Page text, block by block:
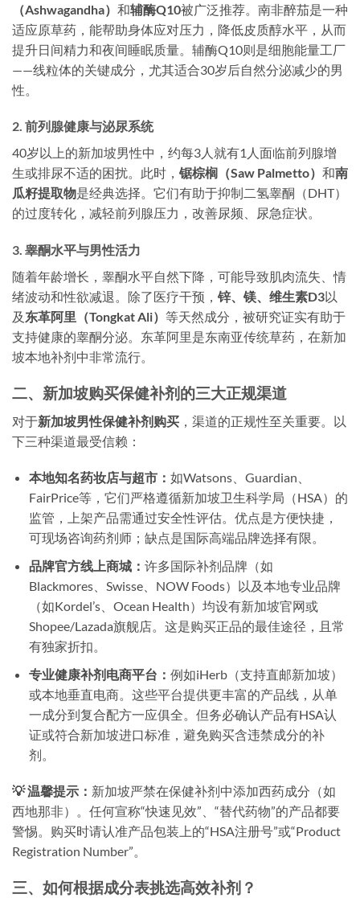
（Ashwagandha） 和辅酶Q10被广泛推荐。南非醉茄是一种
适应原草药，能帮助身体应对压力，降低皮质醇水平，从而
提升日间精力和夜间睡眠质量。辅酶Q10则是细胞能量工厂
——线粒体的关键成分，尤其适合30岁后自然分泌减少的男
性。
2. 前列腺健康与泌尿系统
40岁以上的新加坡男性中，约每3人就有1人面临前列腺增
生或排尿不适的困扰。此时， 锯棕榈（Saw Palmetto） 和南
瓜籽提取物是经典选择。它们有助于抑制二氢睾酮（DHT）
的过度转化，减轻前列腺压力，改善尿频、尿急症状。
3. 睾酮水平与男性活力
随着年龄增长，睾酮水平自然下降，可能导致肌肉流失、情
绪波动和性欲减退。除了医疗干预， 锌、镁、维生素D3以
及 东革阿里（Tongkat Ali） 等天然成分，被研究证实有助于
支持健康的睾酮分泌。东革阿里是东南亚传统草药，在新加
坡本地补剂中非常流行。
二、新加坡购买保健补剂的三大正规渠道
对于新加坡男性保健补剂购买 ，渠道的正规性至关重要。以
下三种渠道最受信赖：
本地知名药妆店与超市： 如Watsons、Guardian、
FairPrice等，它们严格遵循新加坡卫生科学局（HSA）的
监管，上架产品需通过安全性评估。优点是方便快捷，
可现场咨询药剂师；缺点是国际高端品牌选择有限。
品牌官方线上商城： 许多国际补剂品牌（如
Blackmores、Swisse、NOW Foods）以及本地专业品牌
（如Kordel’s、Ocean Health）均设有新加坡官网或
Shopee/Lazada旗舰店。这是购买正品的最佳途径，且常
有独家折扣。
专业健康补剂电商平台： 例如iHerb（支持直邮新加坡）
或本地垂直电商。这些平台提供更丰富的产品线，从单
一成分到复合配方一应俱全。但务必确认产品有HSA认
证或符合新加坡进口标准，避免购买含违禁成分的补
剂。
💡 温馨提示： 新加坡严禁在保健补剂中添加西药成分（如
西地那非）。任何宣称“快速见效”、“替代药物”的产品都要
警惕。购买时请认准产品包装上的“HSA注册号”或“Product
Registration Number”。
三、如何根据成分表挑选高效补剂？